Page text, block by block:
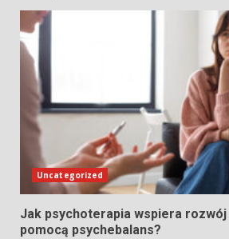
Uncategorized
Jak psychoterapia wspiera
pomocą psychebalans?